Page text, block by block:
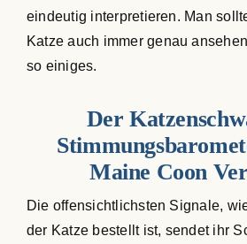
eindeutig interpretieren. Man
Katze auch immer genau
so einiges.
Der
Maine Coon
Die offensichtlichsten Signale,
der Katze bestellt ist, sendet ihr